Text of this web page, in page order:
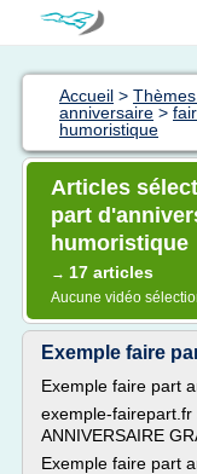
Accueil >
anniversaire >
humoristique
Articles
part
humoristique
→ 17 articles
Aucune vidéo
Exemple faire
Exemple faire part
exemple-fairepart.fr
ANNIVERSAIRE
Exemple faire part